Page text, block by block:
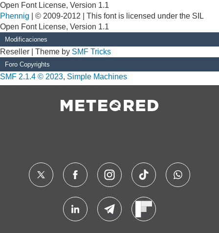
Open Font License, Version 1.1
Phennig | © 2009-2012 | This font is licensed under the SIL
Open Font License, Version 1.1
Modificaciones
Reseller | Theme by SMF Tricks
Foro Copyrights
SMF 2.1.4 © 2023, Simple Machines